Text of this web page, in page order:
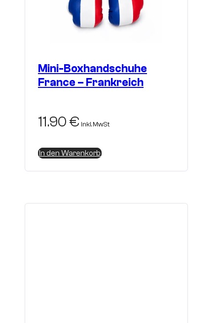
Mini-Boxhandschuhe
France – Frankreich
11.90 € inkl. MwSt
In den Warenkorb